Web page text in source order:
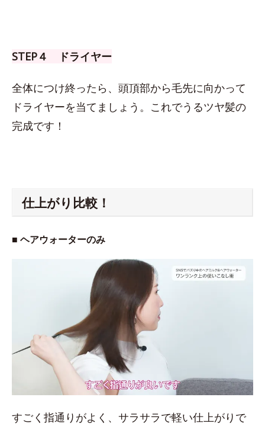
STEP４ ドライヤー
全体につけ終ったら、頭頂部から毛先に向かって
ドライヤーを当てましょう。これでうるツヤ髪の
完成です！
仕上がり比較！
■ ヘアウォーターのみ
すごく指通りがよく、サラサラで軽い仕上がりで